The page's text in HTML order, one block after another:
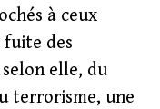
à ceux
fuite des
elle, du
terrorisme, une